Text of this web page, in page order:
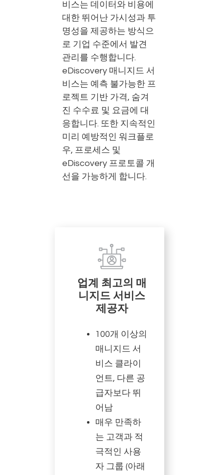
비스는 데이터와 비용에
대한 뛰어난 가시성과 투
명성을 제공하는 방식으
로 기업 수준에서 발견
관리를 수행합니다.
eDiscovery 매니지드 서
비스는 예측 불가능한 프
로젝트 기반 가격, 숨겨
진 수수료 및 요금에 대
응합니다. 또한 지속적인
미리 예방적인 워크플로
우, 프로세스 및
eDiscovery 프로토콜 개
선을 가능하게 합니다.
업계 최고의 매
니지드 서비스
제공자
100개 이상의
매니지드 서
비스 클라이
언트, 다른 공
급자보다 뛰
어남
매우 만족하
는 고객과 적
극적인 사용
자 그룹 (아래